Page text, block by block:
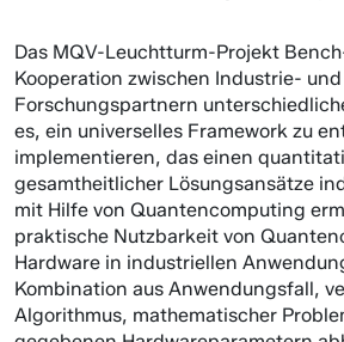
Das MQV-Leuchtturm-Projekt
Kooperation zwischen Industrie- und
Forschungspartnern
es, ein universelles Framework zu
implementieren, das einen
gesamtheitlicher Lösungsansätze
mit Hilfe von Quantencomputing
praktische Nutzbarkeit von
Hardware in industriellen
Kombination aus Anwendungsfall,
Algorithmus, mathematischer